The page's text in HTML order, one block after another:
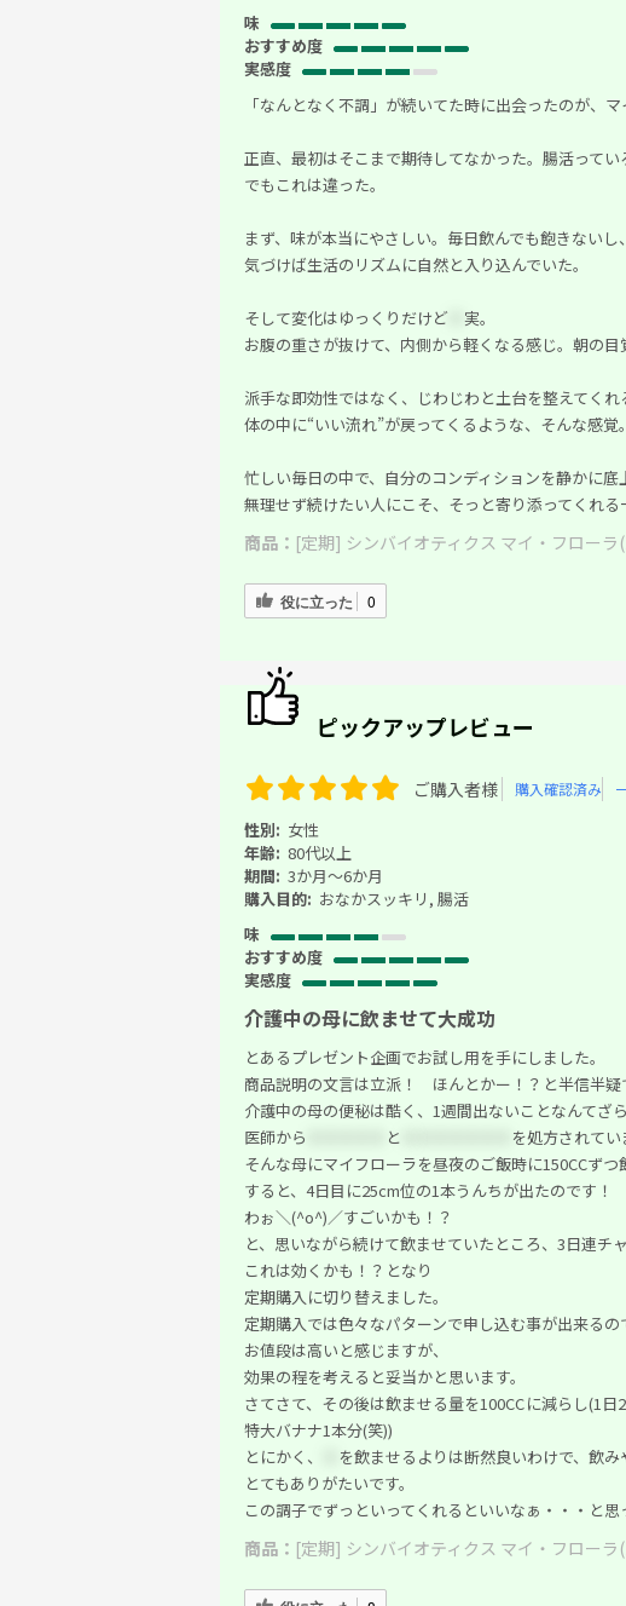
味
おすすめ度
実感度
「なんとなく不調」が続いてた時に出会ったのが、マ
正直、最初はそこまで期待してなかった。腸活って
でもこれは違った。
まず、味が本当にやさしい。毎日飲んでも飽きない
気づけば生活のリズムに自然と入り込んでいた。
そして変化はゆっくりだけど
実。
お腹の重さが抜けて、内側から軽くなる感じ。朝の
派手な即効性ではなく、じわじわと土台を整えてくれ
体の中に“いい流れ”が戻ってくるような、そんな感覚。
忙しい毎日の中で、自分のコンディションを静かに底
無理せず続けたい人にこそ、そっと寄り添ってくれる
商品： [定期] シンバイオティクス マイ・フロー
役に立った 0
ピックアップレビュー
ご購入者様 購入確認済み
性別: 女性
年齢: 80代以上
期間: 3か月～6か月
購入目的: おなかスッキリ, 腸活
味
おすすめ度
実感度
介護中の母に飲ませて大成功
とあるプレゼント企画でお試し用を手にしました。
商品説明の文言は立派！ ほんとかー！？と半信半疑
介護中の母の便秘は酷く、1週間出ないことなんてざら
医師から
と
を処方されてい
そんな母にマイフローラを昼夜のご飯時に150CCずつ
すると、4日目に25cm位の1本うんちが出たのです！
わぉ＼(^o^)／すごいかも！？
と、思いながら続けて飲ませていたところ、3日連チ
これは効くかも！？となり
定期購入に切り替えました。
定期購入では色々なパターンで申し込む事が出来るの
お値段は高いと感じますが、
効果の程を考えると妥当かと思います。
さてさて、その後は飲ませる量を100CCに減らし(1
特大バナナ1本分(笑))
とにかく、
を飲ませるよりは断然良いわけで、飲
とてもありがたいです。
この調子でずっといってくれるといいなぁ・・・と思
商品： [定期] シンバイオティクス マイ・フロー